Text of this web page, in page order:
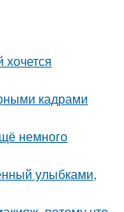
кадрами
немного
улыбками,